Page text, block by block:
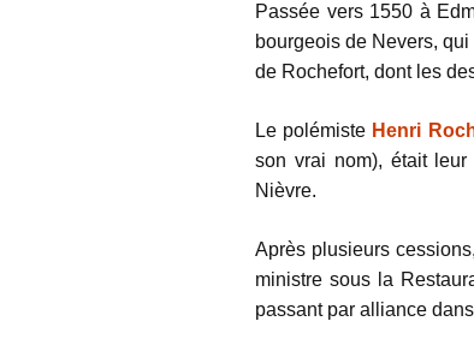
Passée vers 1550 à
bourgeois de Nevers,
de Rochefort, dont les
Le polémiste Henri
son vrai nom), était leur
Nièvre.
Après plusieurs
ministre sous la
passant par alliance